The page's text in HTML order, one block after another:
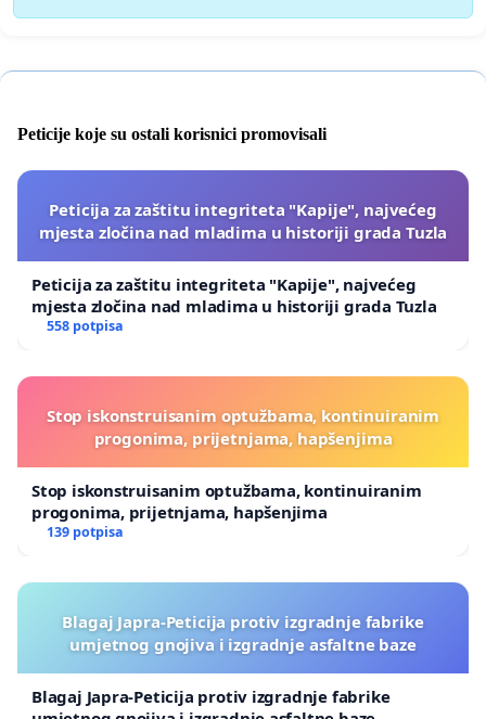
Peticije koje su ostali korisnici promovisali
Peticija za zaštitu integriteta "Kapije", najvećeg
mjesta zločina nad mladima u historiji grada Tuzla
Peticija za zaštitu integriteta "Kapije", najvećeg
mjesta zločina nad mladima u historiji grada Tuzla
558 potpisa
Stop iskonstruisanim optužbama, kontinuiranim
progonima, prijetnjama, hapšenjima
Stop iskonstruisanim optužbama, kontinuiranim
progonima, prijetnjama, hapšenjima
139 potpisa
Blagaj Japra-Peticija protiv izgradnje fabrike
umjetnog gnojiva i izgradnje asfaltne baze
Blagaj Japra-Peticija protiv izgradnje fabrike